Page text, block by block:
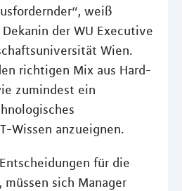
weiß
der WU Executive
Wien.
richtigen Mix aus Hard-
zumindest ein
Wissen anzueignen.
für die
sich Manager